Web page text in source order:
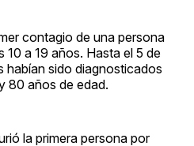
contagio de una persona
10 a 19 años. Hasta el 5 de
habían sido diagnosticados
80 años de edad.
la primera persona por